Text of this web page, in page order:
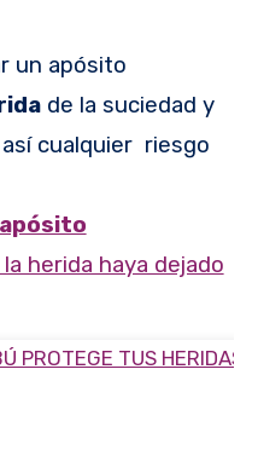
un apósito
de la suciedad y
cualquier riesgo
apósito
herida haya dejado